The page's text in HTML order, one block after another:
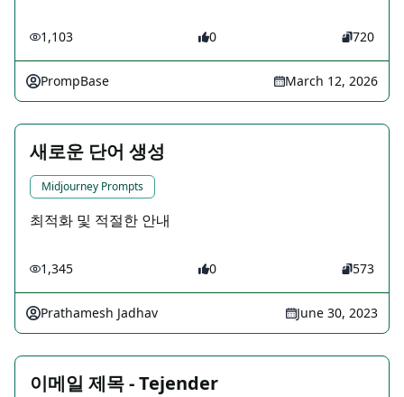
1,103 0 720
PrompBase March 12, 2026
새로운 단어 생성
Midjourney Prompts
최적화 및 적절한 안내
1,345 0 573
Prathamesh Jadhav June 30, 2023
이메일 제목 - Tejender